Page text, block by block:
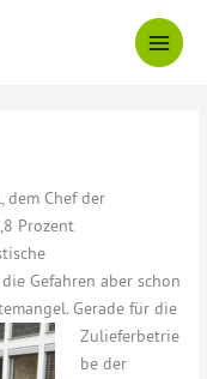
dem Chef der
Prozent
Gefahren aber schon
Gerade für die
Zulieferbetrie
be der